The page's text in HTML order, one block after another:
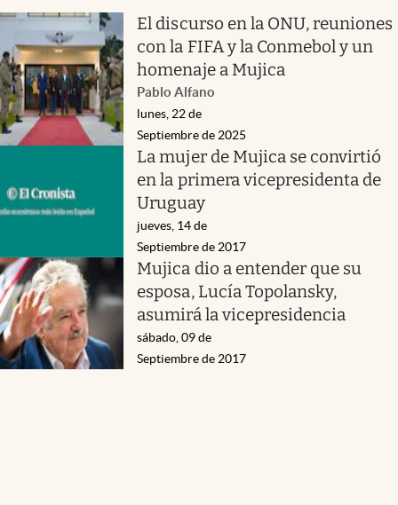
El discurso en la ONU, reuniones
con la FIFA y la Conmebol y un
homenaje a Mujica
Pablo Alfano
lunes, 22 de
Septiembre de 2025
La mujer de Mujica se convirtió
en la primera vicepresidenta de
Uruguay
jueves, 14 de
Septiembre de 2017
Mujica dio a entender que su
esposa, Lucía Topolansky,
asumirá la vicepresidencia
sábado, 09 de
Septiembre de 2017